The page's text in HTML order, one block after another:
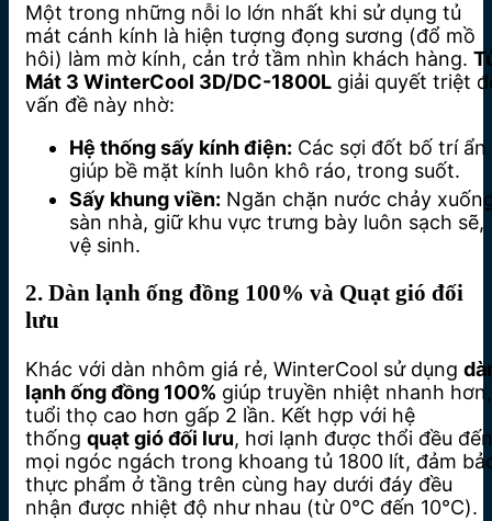
Một trong những nỗi lo lớn nhất khi sử dụng tủ
mát cánh kính là hiện tượng đọng sương (đổ mồ
hôi) làm mờ kính, cản trở tầm nhìn khách hàng.
Mát 3 WinterCool 3D/DC-1800L giải quyết triệt
vấn đề này nhờ:
Hệ thống sấy kính điện: Các sợi đốt bố trí ẩn
giúp bề mặt kính luôn khô ráo, trong suốt.
Sấy khung viền: Ngăn chặn nước chảy
sàn nhà, giữ khu vực trưng bày luôn sạch sẽ,
vệ sinh.
2. Dàn lạnh ống đồng 100% và Quạt gió đối
lưu
Khác với dàn nhôm giá rẻ, WinterCool sử dụng
lạnh ống đồng 100% giúp truyền nhiệt nhanh hơn,
tuổi thọ cao hơn gấp 2 lần. Kết hợp với hệ
thống quạt gió đối lưu, hơi lạnh được thổi đều đến
mọi ngóc ngách trong khoang tủ 1800 lít, đảm
thực phẩm ở tầng trên cùng hay dưới đáy đều
nhận được nhiệt độ như nhau (từ 0℃ đến 10℃).